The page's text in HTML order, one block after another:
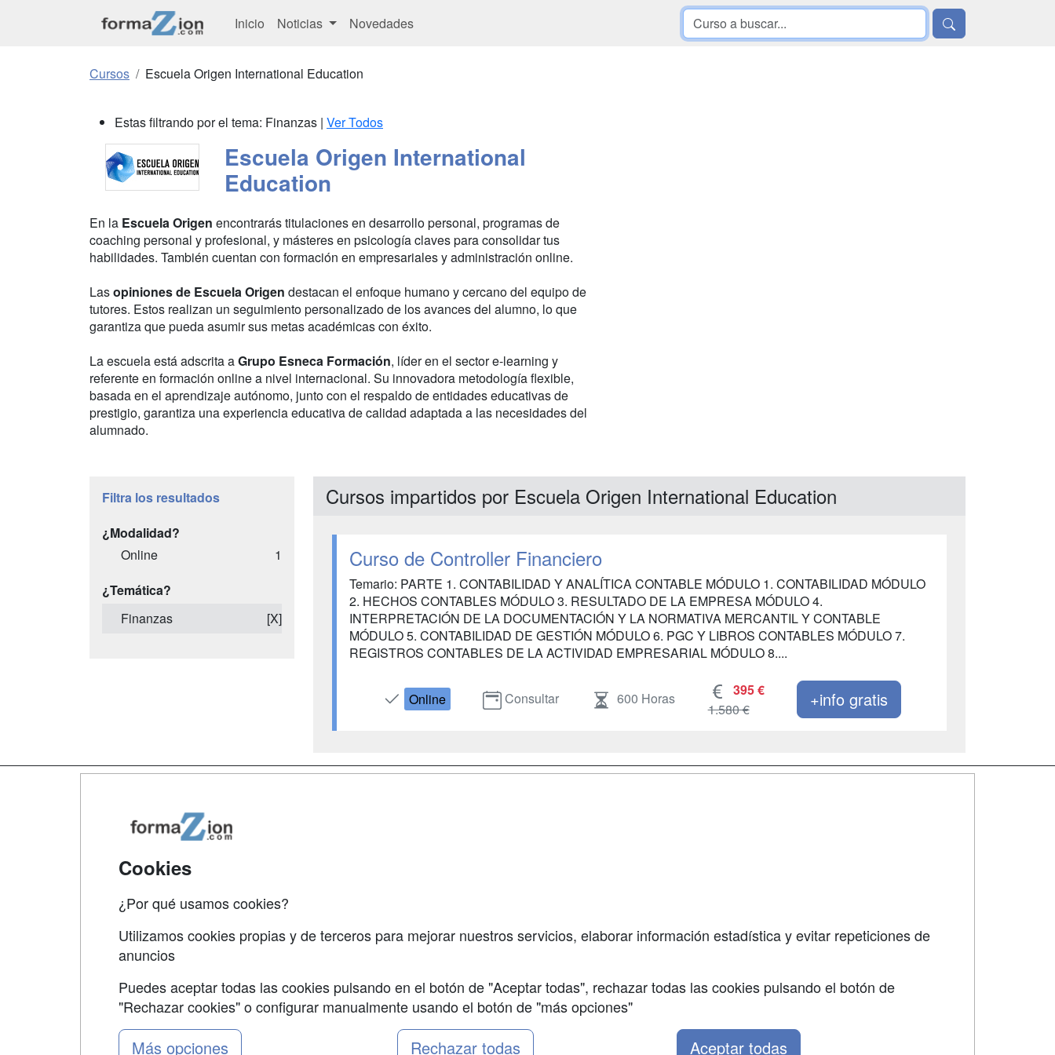
Inicio Noticias Novedades
Cursos Escuela Origen International Education
Estas filtrando por el tema: Finanzas | Ver Todos
Escuela Origen International
Education
En la Escuela Origen encontrarás titulaciones en desarrollo personal, programas de
coaching personal y profesional, y másteres en psicología claves para consolidar tus
habilidades. También cuentan con formación en empresariales y administración online.
Lasopiniones de Escuela Origen destacan el enfoque humano y cercano del equipo de
tutores. Estos realizan un seguimiento personalizado de los avances del alumno, lo que
garantiza que pueda asumir sus metas académicas con éxito.
La escuela está adscrita aGrupo Esneca Formación, líder en el sector e-learning y
referente en formación online a nivel internacional. Su innovadora metodología flexible,
basada en el aprendizaje autónomo, junto con el respaldo de entidades educativas de
prestigio, garantiza una experiencia educativa de calidad adaptada a las necesidades del
alumnado.
Filtra los resultados
¿Modalidad?
Online
1
¿Temática?
Finanzas
[X]
Cursos impartidos por Escuela Origen International Education
Curso de Controller Financiero
Temario: PARTE 1. CONTABILIDAD Y ANALÍTICA CONTABLE MÓDULO 1. CONTABILIDAD MÓDULO
2. HECHOS CONTABLES MÓDULO 3. RESULTADO DE LA EMPRESA MÓDULO 4.
INTERPRETACIÓN DE LA DOCUMENTACIÓN Y LA NORMATIVA MERCANTIL Y CONTABLE
MÓDULO 5. CONTABILIDAD DE GESTIÓN MÓDULO 6. PGC Y LIBROS CONTABLES MÓDULO 7.
REGISTROS CONTABLES DE LA ACTIVIDAD EMPRESARIAL MÓDULO 8....
Online Consultar 600 Horas
395 €
1.580 €
+info gratis
Grupo formazion:
Cookies
¿Por qué usamos cookies?
Utilizamos cookies propias y de terceros para mejorar nuestros servicios, elaborar información estadística y evitar repeticiones de
anuncios
Puedes aceptar todas las cookies pulsando en el botón de "Aceptar todas", rechazar todas las cookies pulsando el botón de
"Rechazar cookies" o configurar manualmente usando el botón de "más opciones"
Más opciones Rechazar todas Aceptar todas